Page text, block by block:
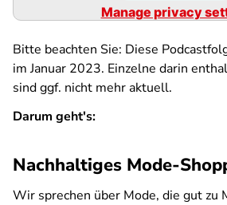
Manage privacy
Bitte beachten Sie: Diese
im Januar 2023. Einzelne darin
sind ggf. nicht mehr aktuell.
Darum geht's:
Nachhaltiges Mode-
Wir sprechen über Mode, die gut zu